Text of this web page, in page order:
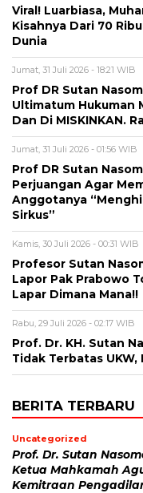
Viral! Luarbiasa,
Kisahnya Dari 70
Dunia
Jumat, 31 Juli 2026 - 18:21 WIB
Prof DR Sutan
Ultimatum Hukuman
Dan Di MISKINKAN.
Jumat, 31 Juli 2026 - 01:56 WIB
Prof DR Sutan
Perjuangan Agar
Anggotanya
Sirkus”
Kamis, 30 Juli 2026 - 00:31 WIB
Profesor Sutan
Lapor Pak Prabowo
Lapar Dimana Mana!!
Rabu, 29 Juli 2026 - 02:17 WIB
Prof. Dr. KH. Sutan
Tidak Terbatas UKW,
BERITA TERBARU
Uncategorized
Prof. Dr. Sutan
Ketua Mahkamah
Kemitraan